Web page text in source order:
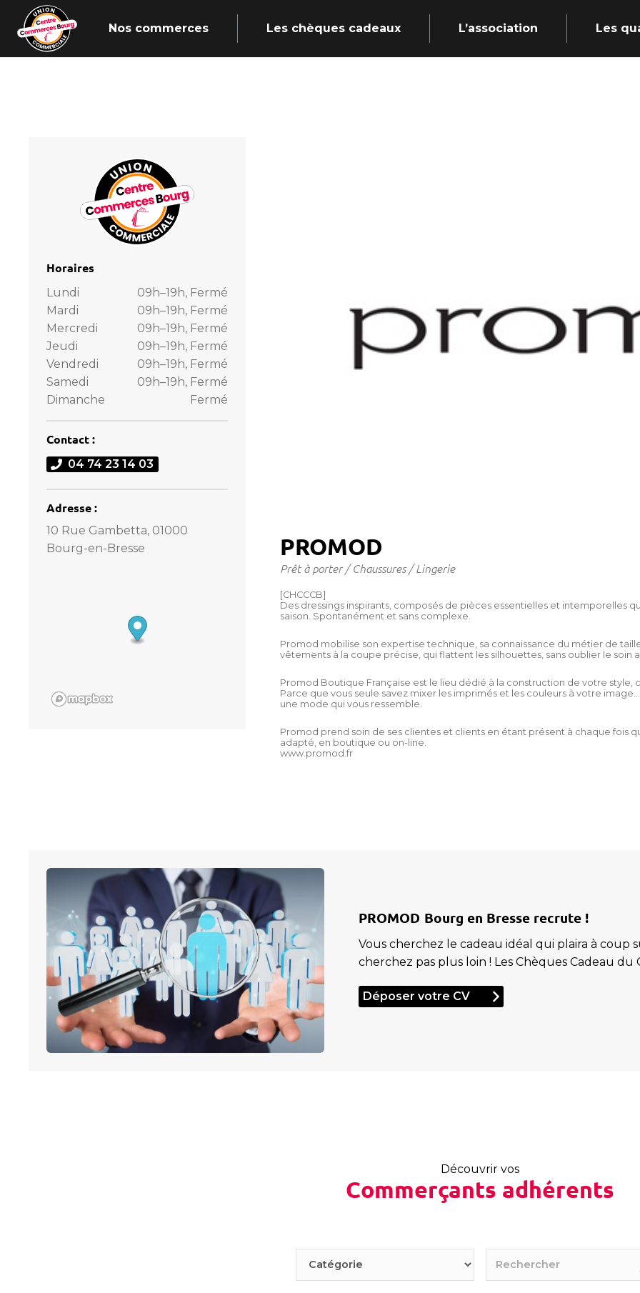
Nos commerces Les chèques cadeaux L’association Les
Horaires
Lundi
09h–19h, Fermé
Mardi
09h–19h, Fermé
Mercredi
09h–19h, Fermé
Jeudi
09h–19h, Fermé
Vendredi
09h–19h, Fermé
Samedi
09h–19h, Fermé
Dimanche
Fermé
Contact :
04 74 23 14 03
Adresse :
10 Rue Gambetta, 01000
Bourg-en-Bresse
PROMOD
Prêt à porter / Chaussures / Lingerie
[CHCCCB]
Des dressings inspirants, composés de pièces essentielles et intemporelles
saison. Spontanément et sans complexe.
Promod mobilise son expertise technique, sa connaissance du métier de
vêtements à la coupe précise, qui flattent les silhouettes, sans oublier le soin
Promod Boutique Française est le lieu dédié à la construction de votre
Parce que vous seule savez mixer les imprimés et les couleurs à votre
une mode qui vous ressemble.
Promod prend soin de ses clientes et clients en étant présent à chaque fois
adapté, en boutique ou on-line.
www.promod.fr
PROMOD Bourg en Bresse recrute !
Vous cherchez le cadeau idéal qui plaira à coup
cherchez pas plus loin ! Les Chèques Cadeau du
Déposer votre CV
Découvrir vos
Commerçants adhérents